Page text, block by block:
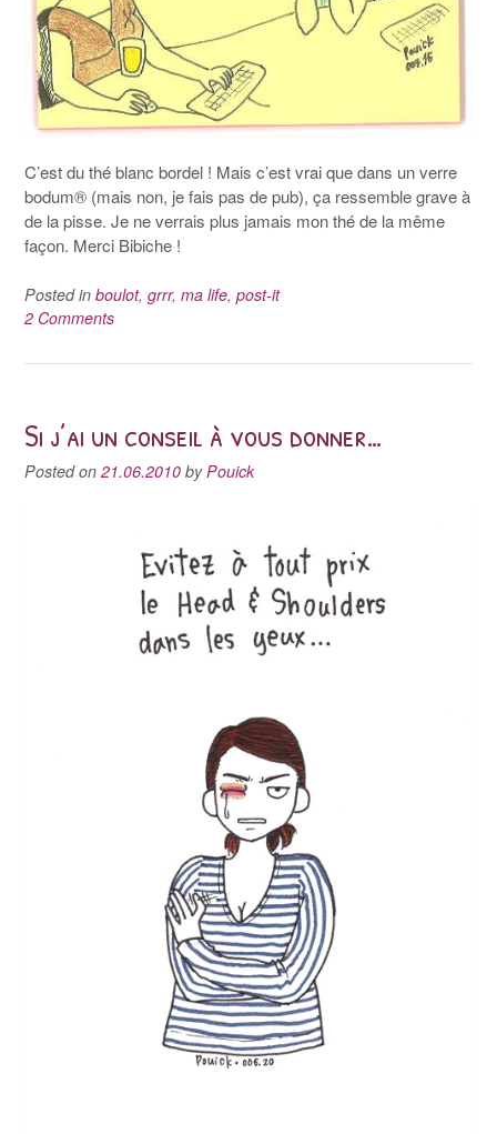
C’est du thé blanc bordel ! Mais c’est vrai que dans un verre
bodum® (mais non, je fais pas de pub), ça ressemble grave à
de la pisse. Je ne verrais plus jamais mon thé de la même
façon. Merci Bibiche !
Posted in boulot, grrr, ma life, post-it
2 Comments
Si j’ai un conseil à vous donner…
Posted on 21.06.2010 byPouick